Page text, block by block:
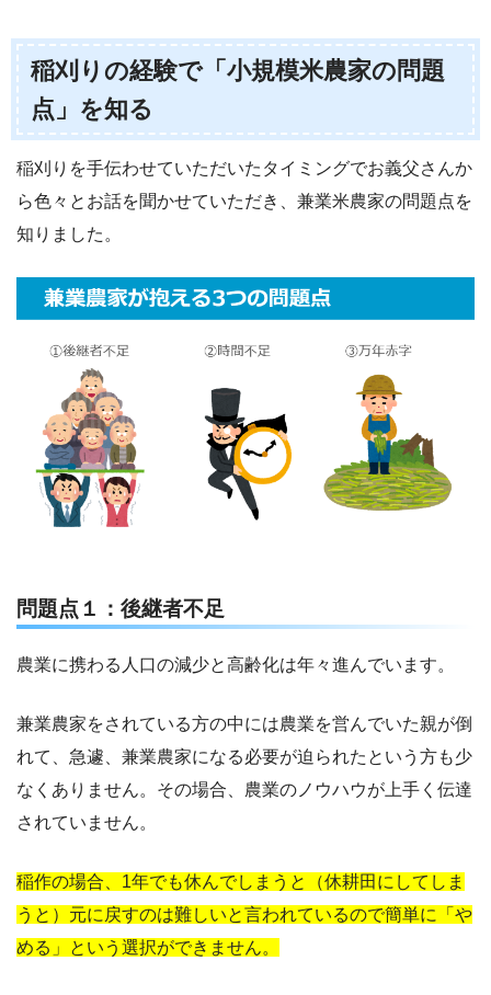
稲刈りの経験で「小規模米農家の問題
点」を知る
稲刈りを手伝わせていただいたタイミングでお義父さんか
ら色々とお話を聞かせていただき、兼業米農家の問題点を
知りました。
問題点１：後継者不足
農業に携わる人口の減少と高齢化は年々進んでいます。
兼業農家をされている方の中には農業を営んでいた親が倒
れて、急遽、兼業農家になる必要が迫られたという方も少
なくありません。その場合、農業のノウハウが上手く伝達
されていません。
稲作の場合、1年でも休んでしまうと（休耕田にしてしま
うと）元に戻すのは難しいと言われているので簡単に「や
める」という選択ができません。